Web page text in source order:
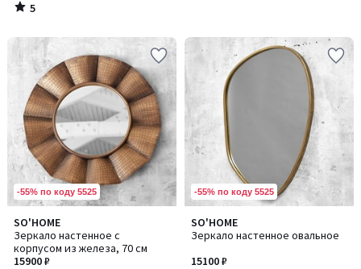
5
/
-55% по коду 5525
SO'HOME
Зеркало настенное с
корпусом из железа, 70 см
15900 ₽
-55% по коду 5525
SO'HOME
Зеркало настенное овальное
15100 ₽